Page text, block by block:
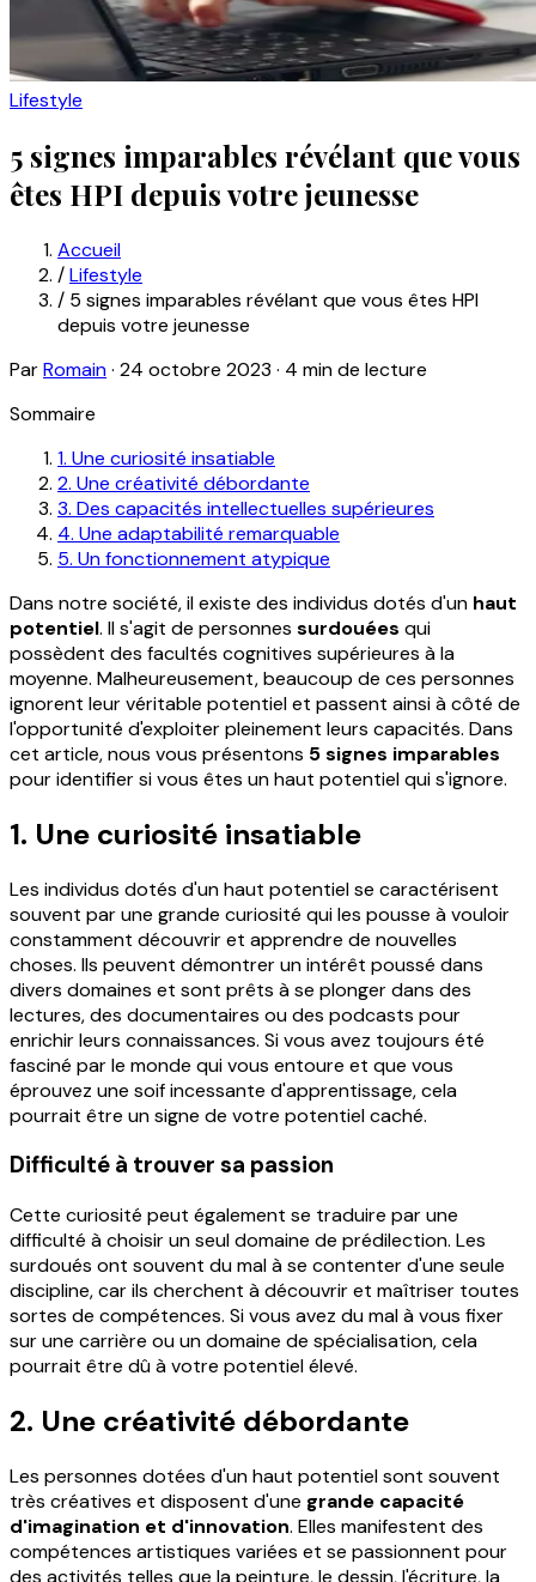
Lifestyle
5 signes imparables révélant que vous
êtes HPI depuis votre jeunesse
Accueil
/Lifestyle
/ 5 signes imparables révélant que vous êtes HPI
depuis votre jeunesse
ParRomain· 24 octobre 2023 · 4 min de lecture
Sommaire
1. Une curiosité insatiable
2. Une créativité débordante
3. Des capacités intellectuelles supérieures
4. Une adaptabilité remarquable
5. Un fonctionnement atypique
Dans notre société, il existe des individus dotés d'un haut
potentiel. Il s'agit de personnes surdouées qui
possèdent des facultés cognitives supérieures à la
moyenne. Malheureusement, beaucoup de ces personnes
ignorent leur véritable potentiel et passent ainsi à côté de
l'opportunité d'exploiter pleinement leurs capacités. Dans
cet article, nous vous présentons 5 signes imparables
pour identifier si vous êtes un haut potentiel qui s'ignore.
1. Une curiosité insatiable
Les individus dotés d'un haut potentiel se caractérisent
souvent par une grande curiosité qui les pousse à vouloir
constamment découvrir et apprendre de nouvelles
choses. Ils peuvent démontrer un intérêt poussé dans
divers domaines et sont prêts à se plonger dans des
lectures, des documentaires ou des podcasts pour
enrichir leurs connaissances. Si vous avez toujours été
fasciné par le monde qui vous entoure et que vous
éprouvez une soif incessante d'apprentissage, cela
pourrait être un signe de votre potentiel caché.
Difficulté à trouver sa passion
Cette curiosité peut également se traduire par une
difficulté à choisir un seul domaine de prédilection. Les
surdoués ont souvent du mal à se contenter d'une seule
discipline, car ils cherchent à découvrir et maîtriser toutes
sortes de compétences. Si vous avez du mal à vous fixer
sur une carrière ou un domaine de spécialisation, cela
pourrait être dû à votre potentiel élevé.
2. Une créativité débordante
Les personnes dotées d'un haut potentiel sont souvent
très créatives et disposent d'une grande capacité
d'imagination et d'innovation. Elles manifestent des
compétences artistiques variées et se passionnent pour
des activités telles que la peinture, le dessin, l'écriture, la